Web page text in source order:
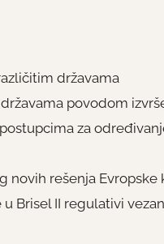
državama
povodom
za
rešenja
Brisel II regulativi